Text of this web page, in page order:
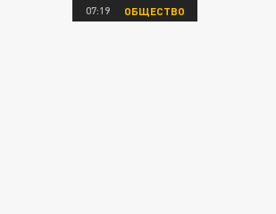
07:19 ОБЩЕСТВО